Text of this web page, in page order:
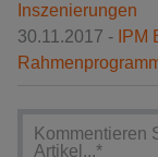
Inszenierungen
30.11.2017 -